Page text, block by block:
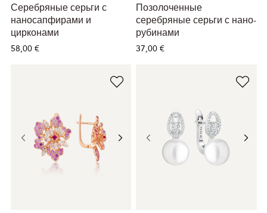
Серебряные серьги с
наносапфирами и
цирконами
58,00 €
Позолоченные
серебряные серьги с нано-
рубинами
37,00 €